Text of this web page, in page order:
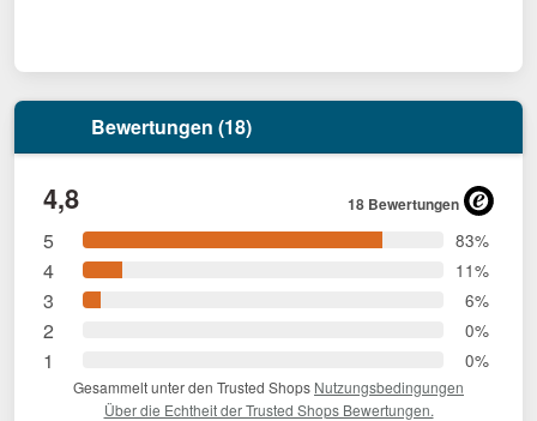
Bewertungen (18)
4,8 18 Bewertungen
5 83%
4 11%
3 6%
2 0%
1 0%
Gesammelt unter den Trusted Shops Nutzungsbedingungen
Über die Echtheit der Trusted Shops Bewertungen.